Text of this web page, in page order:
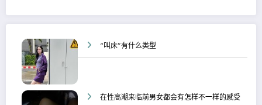
“叫床”有什么类型
在性高潮来临前男女都会有怎样不一样的感受